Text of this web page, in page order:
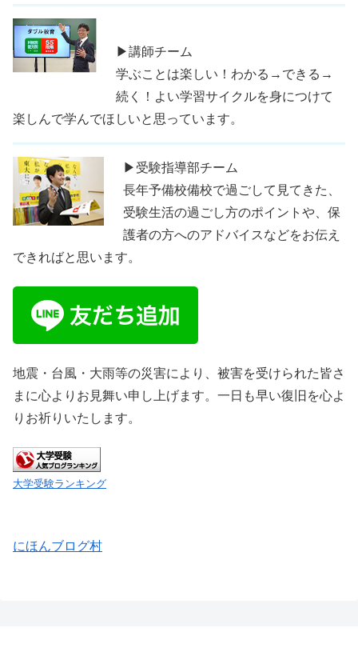
▶講師チーム
学ぶことは楽しい！わかる→できる→
続く！よい学習サイクルを身につけて
楽しんで学んでほしいと思っています。
▶受験指導部チーム
長年予備校備校で過ごして見てきた、
受験生活の過ごし方のポイントや、保
護者の方へのアドバイスなどをお伝え
できればと思います。
地震・台風・大雨等の災害により、被害を受けられた皆さ
まに心よりお見舞い申し上げます。一日も早い復旧を心よ
りお祈りいたします。
大学受験ランキング
にほんブログ村